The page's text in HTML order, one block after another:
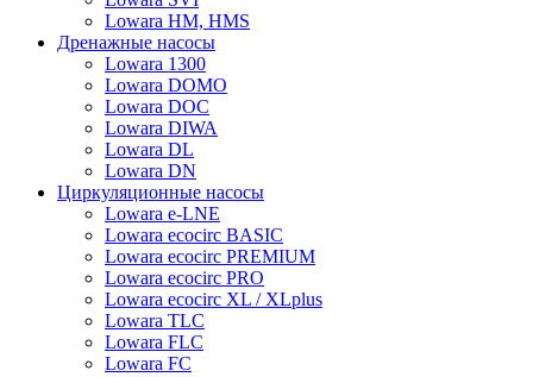
Lowara HM, HMS
Дренажные насосы
Lowara 1300
Lowara DOMO
Lowara DOC
Lowara DIWA
Lowara DL
Lowara DN
Циркуляционные насосы
Lowara e-LNE
Lowara ecocirc BASIC
Lowara ecocirc PREMIUM
Lowara ecocirc PRO
Lowara ecocirc XL / XLplus
Lowara TLC
Lowara FLC
Lowara FC